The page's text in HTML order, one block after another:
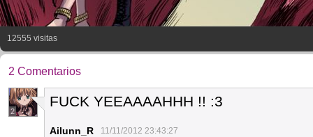
12555 visitas
2 Comentarios
2
FUCK YEEAAAAHHH !! :3
Ailunn_R 11/11/2012 23:43:27